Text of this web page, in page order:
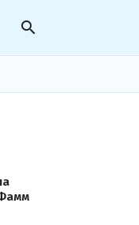
search